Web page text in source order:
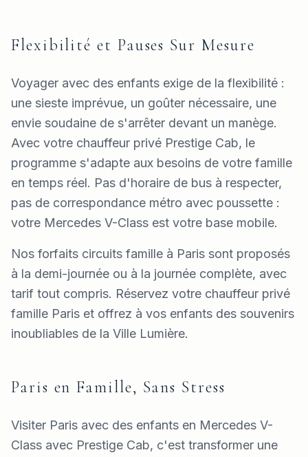
Flexibilité et Pauses Sur Mesure
Voyager avec des enfants exige de la flexibilité :
une sieste imprévue, un goûter nécessaire, une
envie soudaine de s'arrêter devant un manège.
Avec votre chauffeur privé Prestige Cab, le
programme s'adapte aux besoins de votre famille
en temps réel. Pas d'horaire de bus à respecter,
pas de correspondance métro avec poussette :
votre Mercedes V-Class est votre base mobile.
Nos forfaits circuits famille à Paris sont proposés
à la demi-journée ou à la journée complète, avec
tarif tout compris. Réservez votre chauffeur privé
famille Paris et offrez à vos enfants des souvenirs
inoubliables de la Ville Lumière.
Paris en Famille, Sans Stress
Visiter Paris avec des enfants en Mercedes V-
Class avec Prestige Cab, c'est transformer une